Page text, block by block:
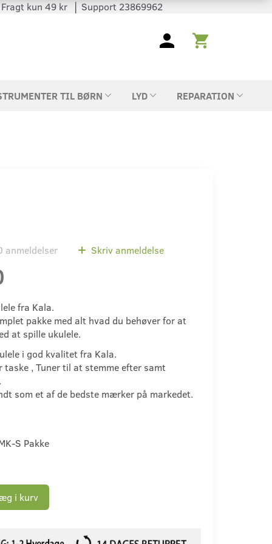
kun 49 kr │ Support 23869962
TIL BØRN LYD REPARATION
anmeldelser Skriv anmeldelse
fra Kala.
pakke med alt hvad du behøver for at
at spille ukulele.
i god kvalitet fra Kala.
, Tuner til at stemme efter samt
som et af de bedste mærker på markedet.
S Pakke
i kurv